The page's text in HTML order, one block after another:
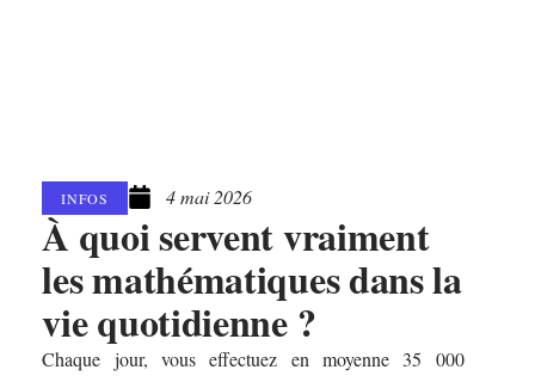
INFOS 4 mai 2026
À quoi servent vraiment
les mathématiques dans la
vie quotidienne ?
Chaque jour, vous effectuez en moyenne 35 000